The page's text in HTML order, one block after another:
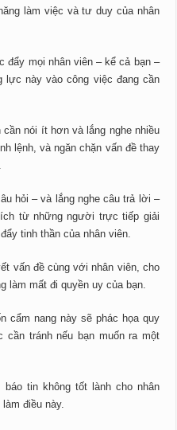
làm việc và tư duy của nhân
đẩy mọi nhân viên – kể cả bạn –
lực này vào công việc đang cần
nói ít hơn và lắng nghe nhiều
lệnh, và ngăn chặn vấn đề thay
hỏi – và lắng nghe câu trả lời –
từ những người trực tiếp giải
tinh thần của nhân viên.
vấn đề cùng với nhân viên, cho
làm mất đi quyền uy của bạn.
cẩm nang này sẽ phác họa quy
tránh nếu bạn muốn ra một
tin không tốt lành cho nhân
điều này.